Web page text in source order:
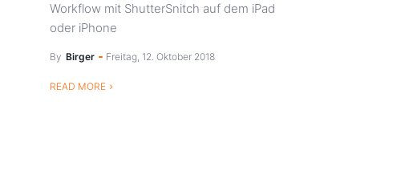
Workflow mit ShutterSnitch auf dem iPad
oder iPhone
By Birger Freitag, 12. Oktober 2018
READ MORE